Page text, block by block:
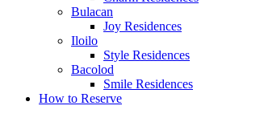
Bulacan
Joy Residences
Iloilo
Style Residences
Bacolod
Smile Residences
How to Reserve